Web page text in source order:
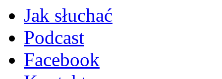
Jak słuchać
Podcast
Facebook